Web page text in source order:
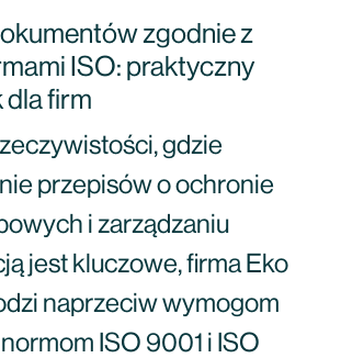
zgodnie z
ISO: praktyczny
firm
gdzie
przepisów o ochronie
i zarządzaniu
jest kluczowe, firma Eko
naprzeciw wymogom
ISO 9001 i ISO